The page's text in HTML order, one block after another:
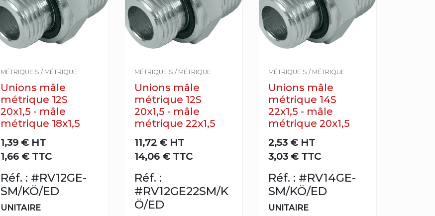
MÉTRIQUE S / MÉTRIQUE
Unions mâle
métrique 12S
20x1,5 - mâle
métrique 18x1,5
1,39 € HT
1,66 € TTC
Réf. : #RV12GE-
SM/KÖ/ED
UNITAIRE
MÉTRIQUE S / MÉTRIQUE
Unions mâle
métrique 12S
20x1,5 - mâle
métrique 22x1,5
11,72 € HT
14,06 € TTC
Réf. :
#RV12GE22SM/K
Ö/ED
MÉTRIQUE S / MÉTRIQUE
Unions mâle
métrique 14S
22x1,5 - mâle
métrique 20x1,5
2,53 € HT
3,03 € TTC
Réf. : #RV14GE-
SM/KÖ/ED
UNITAIRE